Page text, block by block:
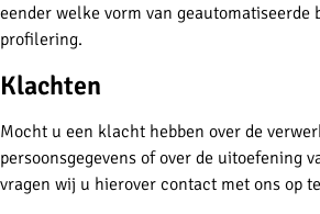
eender welke vorm van geautomatiseerde
profilering.
Klachten
Mocht u een klacht hebben over de
persoonsgegevens of over de uitoefening
vragen wij u hierover contact met ons op